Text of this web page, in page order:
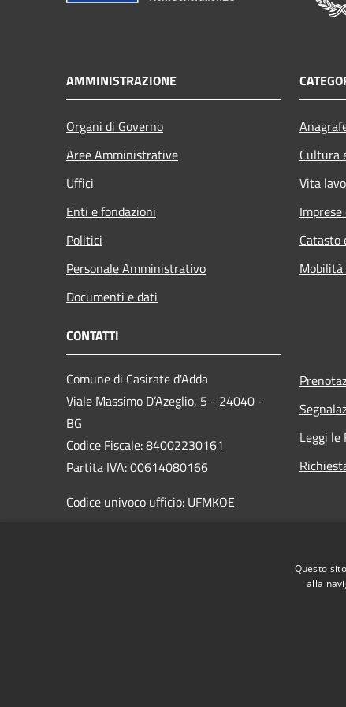
AMMINISTRAZIONE
Organi di Governo
Aree Amministrative
Uffici
Enti e fondazioni
Politici
Personale Amministrativo
Documenti e dati
Cultura
Vita
Catasto
CONTATTI
Comune di Casirate d'Adda
Viale Massimo D’Azeglio, 5 - 24040 -
BG
Codice Fiscale: 84002230161
Partita IVA: 00614080166
Codice univoco ufficio: UFMKOE
Leggi le
Questo
alla